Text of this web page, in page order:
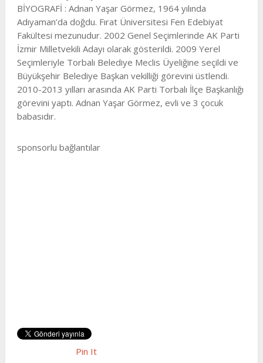
BİYOGRAFİ : Adnan Yaşar Görmez, 1964 yılında
Adıyaman’da doğdu. Fırat Üniversitesi Fen Edebiyat
Fakültesi mezunudur. 2002 Genel Seçimlerinde AK Parti
İzmir Milletvekili Adayı olarak gösterildi. 2009 Yerel
Seçimleriyle Torbalı Belediye Meclis Üyeliğine seçildi ve
Büyükşehir Belediye Başkan vekilliği görevini üstlendi.
2010-2013 yılları arasında AK Parti Torbalı İlçe Başkanlığı
görevini yaptı. Adnan Yaşar Görmez, evli ve 3 çocuk
babasıdır.
sponsorlu bağlantılar
Pin It